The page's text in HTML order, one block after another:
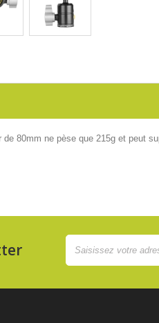
80mm ne pèse que 215g et peut